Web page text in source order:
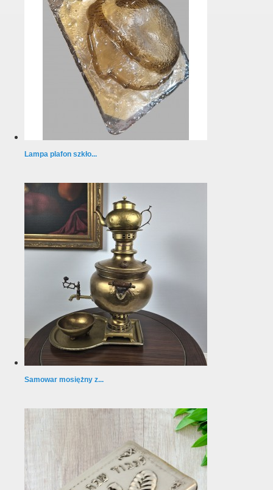
Lampa plafon szkło...
Samowar mosiężny z...